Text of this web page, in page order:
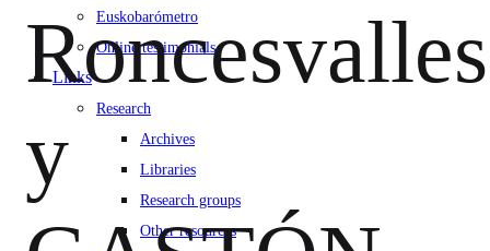
Euskobarómetro
Online testimonials
Links
Research
Archives
Libraries
Research groups
Other resources
Roncesvalles
y